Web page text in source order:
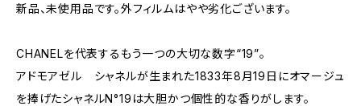
新品、未使用品です。外フィルムはやや劣化ございます。
CHANELを代表するもう一つの大切な数字“19”。
アドモアゼル シャネルが生まれた1833年8月19日にオマージュ
を捧げたシャネルN°19は大胆かつ個性的な香りがします。